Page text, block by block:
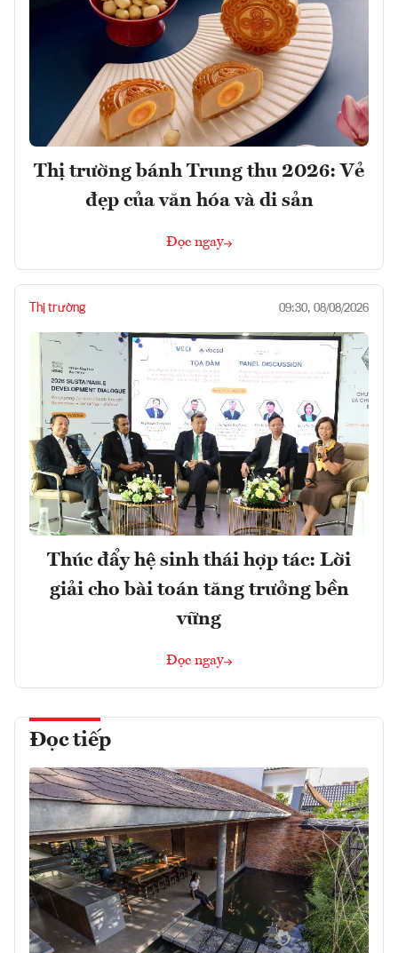
Thị trường bánh Trung thu 2026: Vẻ
đẹp của văn hóa và di sản
Đọc ngay
Thị trường 09:30, 08/08/2026
Thúc đẩy hệ sinh thái hợp tác: Lời
giải cho bài toán tăng trưởng bền
vững
Đọc ngay
Đọc tiếp